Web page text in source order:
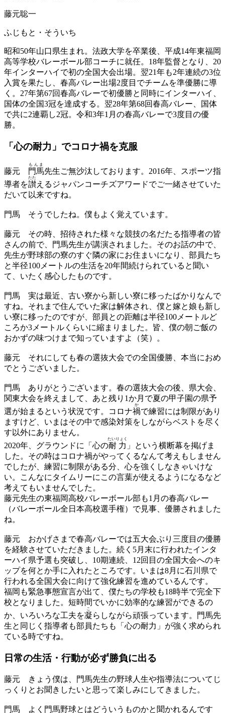
藤元聡一
ふじもと・そういち
昭和50年山口県生まれ。法政大学を卒業後、平成14年東福岡
高等学校バレーボール部コーチに就任。18年監督となり、20
年インターハイで初の全国大会出場。翌21年も2年連続の3位
入賞を果たし、春高バレー出場2度目でチームを準優勝に導
く。27年第67回春高バレーで初優勝と同時にインターハイ、
国体の全国3冠を達成する。翌28年第68回春高バレー、国体
で共に2連覇し2冠。令和3年1月の春高バレーで3度目の優
勝。
「心の耐力」でコロナ禍を克服
藤元 門馬
もんま
先生ご無沙汰しております。2016年、スポーツ指
導者を讃
たた
えるジャパンコーチズアワードでご一緒させていた
だいて以来ですね。
門馬 そうでしたね。僕もよく覚えています。
藤元 その時、招待された様々な競技の名だたる指導者の皆
さんの前で、門馬先生が講演されました。そのお話の中で、
先生が野球部の寮のすぐ隣の家にお住まいになり、部員たち
と半径100メートルの生活を20年間続けられていると聞い
て、いたく感心したものです。
門馬 実は最近、古い寮から新しい寮に移ったばかりなんで
すね。それまで住んでいた家は解体され、僕と嫁と娘も新し
い寮に移ったのですが、部員との距離は半径100メートルど
ころか3メートルくらいに縮まりました。皆、僕の朝ご飯の
おかずの味つけまで知っていますよ（笑）。
藤元 それにしても春の選抜大会での全国優勝、本当におめ
でとうございました。
門馬 ありがとうございます。春の選抜大会の後、県大会、
関東大会を終えまして、あと残り1か月で夏の甲子園の県予
選が始まるという状況です。コロナ禍
か
で練習には制限があり
ますけど、いまはその中で感染対策をしながらベストを尽く
す以外にありません。
2020年、グラウンドに「心の耐力
たいりょく
」という横断幕を掲げま
した。その時はコロナ禍がやってくるなんて考えもしません
でしたが、練習に制限がある分、心を強くしなきゃいけな
い。こんなにタイムリーにこの言葉が使えるようになるなど
考えてもいませんでした。
藤元先生の東福岡高校バレーボール部も1月の春高バレー
（バレーボール全日本高校選手権）で見事、優勝されました
ね。
藤元 おかげさまで春高バレーでは五大会ぶり三度目の優勝
を経験させていただきました。続く5月末に行われたインタ
ーハイ県予選も突破し、10期連続、12回目の全国大会へのキ
ップを何とか手に入れたところです。いまは8月に石川県で
行われる全国大会に向けて強化練習を進めているんです。
福岡も緊急事態宣言が出て、僕たちの学校も18時半で完全下
校となりました。短時間でいかに効率的な練習ができるの
か、いろいろな工夫を凝
こ
らしながら頑張っています。門馬先
生と同じく指導者も部員たちも「心の耐力」が強く求められ
ている時ですね。
日常の生活・行動が必ず勝負に出る
藤元 きょう僕は、門馬先生の野球人生や指導法についてじ
っくりとお聞きしたいと思って楽しみにしてきました。
門馬 よく門馬野球とはどういうものかと聞かれるんです